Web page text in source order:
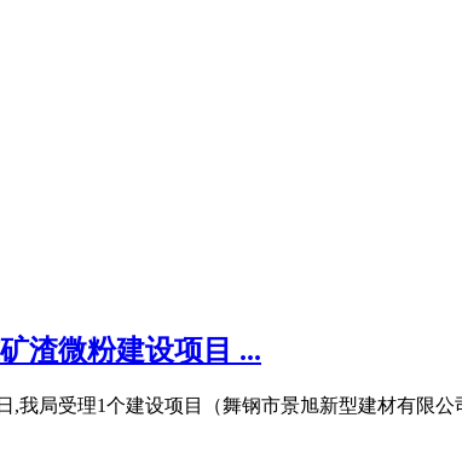
渣微粉建设项目 ...
,我局受理1个建设项目（舞钢市景旭新型建材有限